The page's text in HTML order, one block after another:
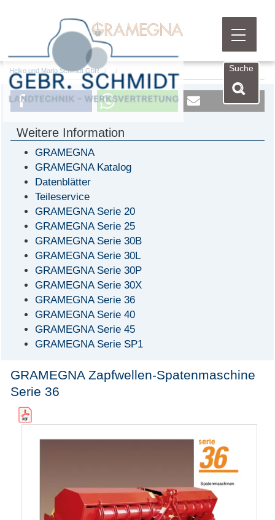
Menü
Suche
Heiko und Mario Schmidt GbR
Weitere Information
GRAMEGNA
GRAMEGNA Katalog
Datenblätter
Teileservice
GRAMEGNA Serie 20
GRAMEGNA Serie 25
GRAMEGNA Serie 30B
GRAMEGNA Serie 30L
GRAMEGNA Serie 30P
GRAMEGNA Serie 30X
GRAMEGNA Serie 36
GRAMEGNA Serie 40
GRAMEGNA Serie 45
GRAMEGNA Serie SP1
GRAMEGNA Zapfwellen-Spatenmaschine
Serie 36